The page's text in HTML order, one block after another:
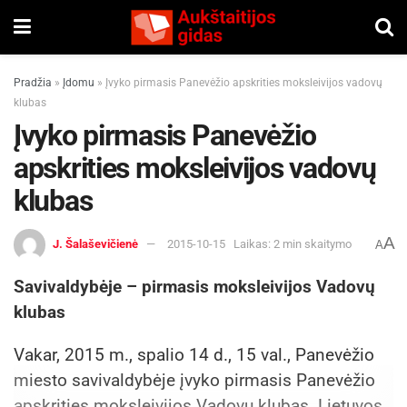
Pradžia » Įdomu » Įvyko pirmasis Panevėžio apskrities moksleivijos vadovų
klubas
Įvyko pirmasis Panevėžio
apskrities moksleivijos vadovų
klubas
J. Šalaševičienė 2015-10-15 Laikas: 2 min skaitymo AA
Savivaldybėje – pirmasis moksleivijos Vadovų
klubas
Vakar, 2015 m., spalio 14 d., 15 val., Panevėžio
miesto savivaldybėje įvyko pirmasis Panevėžio